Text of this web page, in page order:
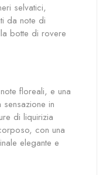
selvatici,
da note di
botte di rovere
floreali, e una
in
di liquirizia
con una
elegante e